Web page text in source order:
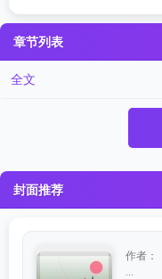
章节列表
全文
封面推荐
作者：